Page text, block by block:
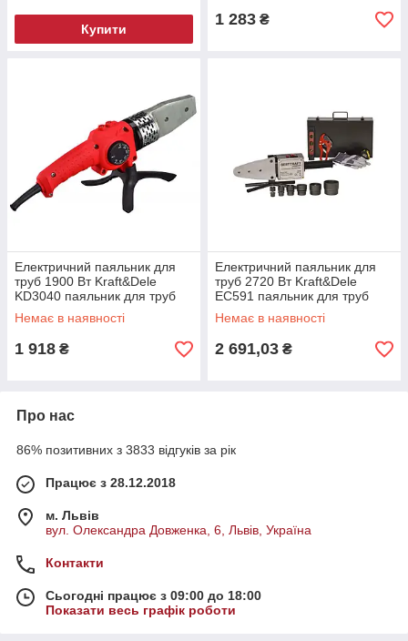
Купити
1 283 ₴
Електричний паяльник для
труб 1900 Вт Kraft&Dele
KD3040 паяльник для труб
Немає в наявності
1 918 ₴
Електричний паяльник для
труб 2720 Вт Kraft&Dele
EC591 паяльник для труб
Немає в наявності
2 691,03 ₴
Про нас
86% позитивних з 3833 відгуків за рік
Працює з 28.12.2018
м. Львів
вул. Олександра Довженка, 6, Львів, Україна
Контакти
Сьогодні працює з 09:00 до 18:00
Показати весь графік роботи